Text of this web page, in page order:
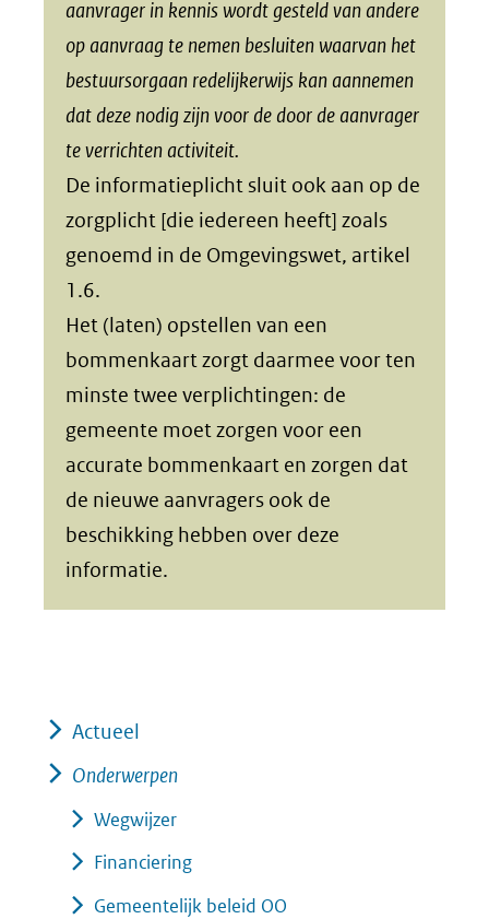
aanvrager in kennis wordt gesteld van andere
op aanvraag te nemen besluiten waarvan het
bestuursorgaan redelijkerwijs kan aannemen
dat deze nodig zijn voor de door de aanvrager
te verrichten activiteit.
De informatieplicht sluit ook aan op de
zorgplicht [die iedereen heeft] zoals
genoemd in de Omgevingswet, artikel
1.6.
Het (laten) opstellen van een
bommenkaart zorgt daarmee voor ten
minste twee verplichtingen: de
gemeente moet zorgen voor een
accurate bommenkaart en zorgen dat
de nieuwe aanvragers ook de
beschikking hebben over deze
informatie.
Actueel
Onderwerpen
Wegwijzer
Financiering
Gemeentelijk beleid OO